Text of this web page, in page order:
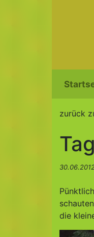
zurück
die